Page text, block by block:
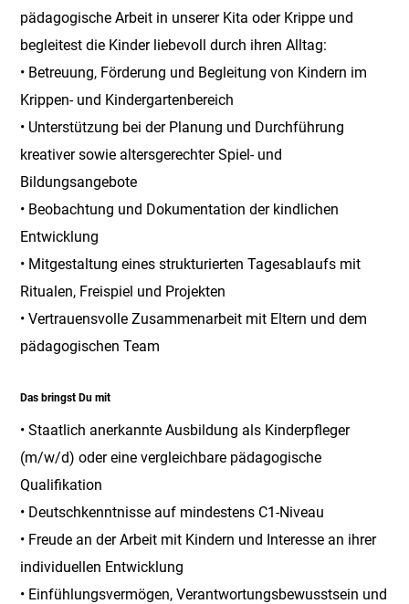
pädagogische Arbeit in unserer Kita oder Krippe und
begleitest die Kinder liebevoll durch ihren Alltag:
• Betreuung, Förderung und Begleitung von Kindern im
Krippen- und Kindergartenbereich
• Unterstützung bei der Planung und Durchführung
kreativer sowie altersgerechter Spiel- und
Bildungsangebote
• Beobachtung und Dokumentation der kindlichen
Entwicklung
• Mitgestaltung eines strukturierten Tagesablaufs mit
Ritualen, Freispiel und Projekten
• Vertrauensvolle Zusammenarbeit mit Eltern und dem
pädagogischen Team
Das bringst Du mit
• Staatlich anerkannte Ausbildung als Kinderpfleger
(m/w/d) oder eine vergleichbare pädagogische
Qualifikation
• Deutschkenntnisse auf mindestens C1-Niveau
• Freude an der Arbeit mit Kindern und Interesse an ihrer
individuellen Entwicklung
• Einfühlungsvermögen, Verantwortungsbewusstsein und